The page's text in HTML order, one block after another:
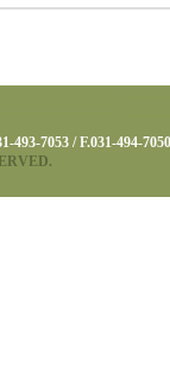
493-7053 / F.031-494-7050